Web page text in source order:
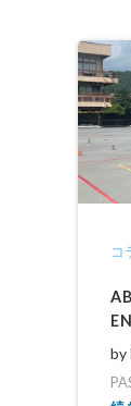
コ
by